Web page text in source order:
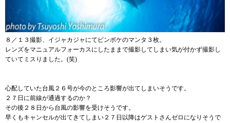
８／１３撮影、イジャカジャにてピンボケのマンタ３枚。
レンズをマニュアルフォーカスにしたままで撮影してしまい気が付かず撮影し
ていてミスりました。(笑)
心配していた台風２６号が今のところ影響が出てしまいそうです。
２７日に前線が通過するのか？
その後２８日から台風の影響を受けそうです。
早くもキャンセルが出てきてしまい２７日以降はゲストさんゼロになりそうで